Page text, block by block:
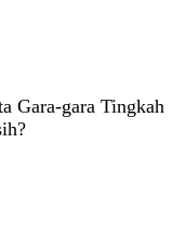
Gara-gara Tingkah